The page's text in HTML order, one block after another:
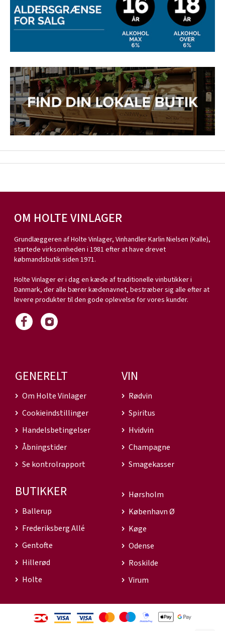
OM HOLTE VINLAGER
Grundlæggeren af Holte Vinlager, Vinhandler Karlin Nielsen (Kalle),
startede virksomheden i 1981 efter at have drevet
købmandsbutik siden 1971.
Holte Vinlager er i dag en kæde af traditionelle vinbutikker i
Danmark, der alle bærer kædenavnet, bestræber sig alle efter at
levere produkter til den gode oplevelse for vores kunder.
GENERELT
Om Holte Vinlager
Cookieindstillinger
Handelsbetingelser
Åbningstider
Se kontrolrapport
VIN
Rødvin
Spiritus
Hvidvin
Champagne
Smagekasser
BUTIKKER
Ballerup
Frederiksberg Allé
Gentofte
Hillerød
Holte
Hørsholm
København Ø
Køge
Odense
Roskilde
Virum